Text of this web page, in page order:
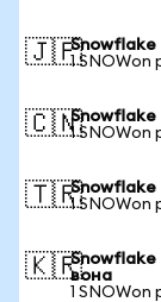
🇯🇵Snowflake
1 SNOWon
🇨🇳Snowflake
1 SNOWon
🇹🇷Snowflake
1 SNOWon
🇰🇷Snowflake
вона
1